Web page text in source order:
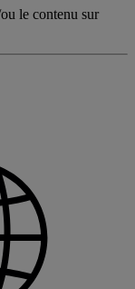
le contenu sur